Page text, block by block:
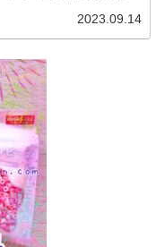
2023.09.14